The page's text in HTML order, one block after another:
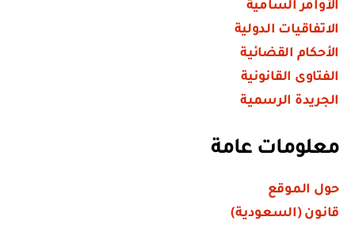
الأوامر السامية
الاتفاقيات الدولية
الأحكام القضائية
الفتاوى القانونية
الجريدة الرسمية
معلومات عامة
حول الموقع
قانون (السعودية)